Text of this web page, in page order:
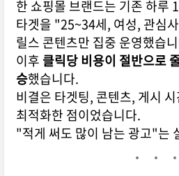
한 쇼핑몰 브랜드는 기존 하루
타겟을 "25~34세, 여성, 관심
릴스 콘텐츠만 집중 운영했습
이후 클릭당 비용이 절반으로
승했습니다.
비결은 타겟팅, 콘텐츠, 게시
최적화한 점이었습니다.
"적게 써도 많이 남는 광고"는